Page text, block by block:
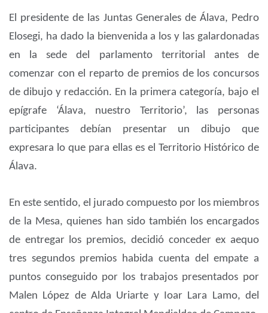
El presidente de las Juntas Generales de Álava, Pedro
Elosegi, ha dado la bienvenida a los y las galardonadas
en la sede del parlamento territorial antes de
comenzar con el reparto de premios de los concursos
de dibujo y redacción. En la primera categoría, bajo el
epígrafe ‘Álava, nuestro Territorio’, las personas
participantes debían presentar un dibujo que
expresara lo que para ellas es el Territorio Histórico de
Álava.
En este sentido, el jurado compuesto por los miembros
de la Mesa, quienes han sido también los encargados
de entregar los premios, decidió conceder ex aequo
tres segundos premios habida cuenta del empate a
puntos conseguido por los trabajos presentados por
Malen López de Alda Uriarte y Ioar Lara Lamo, del